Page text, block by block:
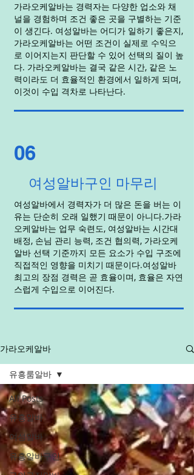
가라오케알바는 경력자는 다양한 업소와 채
널을 경험하며 조건 좋은 곳을 구별하는 기준
이 생긴다. 여성알바는 어디가 일하기 좋은지,
가라오케알바는 어떤 조건이 실제로 수익으
로 이어지는지 판단할 수 있어 선택의 질이 높
다. 가라오케알바는 결국 같은 시간, 같은 노
력이라도 더 효율적인 환경에서 일하게 되며,
이것이 수입 격차로 나타난다.
06
여성알바구인 마무리
여성알바에서 경력자가 더 많은 돈을 버는 이
유는 단순히 오래 일했기 때문이 아니다.가라
오케알바는 업무 숙련도, 여성알바는 시간대
배정, 손님 관리 능력, 조건 협의력, 가라오케
알바 선택 기준까지 모든 요소가 수입 구조에
직접적인 영향을 미치기 때문이다.여성알바
최고의 장점 경력은 곧 효율이며, 효율은 자연
스럽게 수입으로 이어진다.
가라오케알바
All Posts
유흥알바
여성알바
유흥알바구인
유흥룸알바